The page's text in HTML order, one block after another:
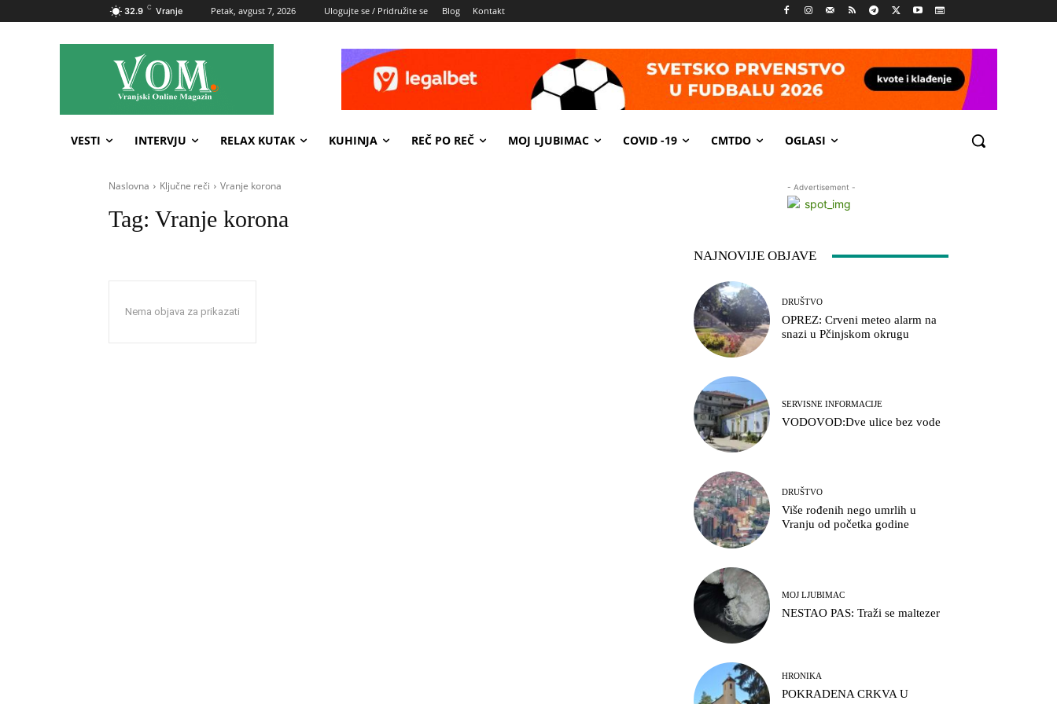
32.9 C Vranje Petak, avgust 7, 2026 Ulogujte se / Pridružite se Blog Kontakt
VESTI INTERVJU RELAX KUTAK KUHINJA REČ PO REČ MOJ LJUBIMAC COVID -19 CMTDO OGLASI
Naslovna Ključne reči Vranje korona
Tag: Vranje korona
Nema objava za prikazati
- Advertisement -
NAJNOVIJE OBJAVE
DRUŠTVO
OPREZ: Crveni meteo alarm na
snazi u Pčinjskom okrugu
SERVISNE INFORMACIJE
VODOVOD:Dve ulice bez vode
DRUŠTVO
Više rođenih nego umrlih u
Vranju od početka godine
MOJ LJUBIMAC
NESTAO PAS: Traži se maltezer
HRONIKA
POKRADENA CRKVA U